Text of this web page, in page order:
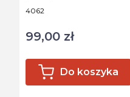
Kod produktu
4062
Cena
99,00 zł
Do koszyka